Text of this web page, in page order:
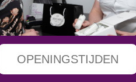
OPENINGSTIJDEN